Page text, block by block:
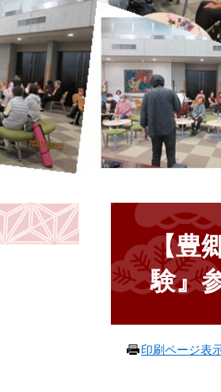
【豊
験』
印刷ページ表